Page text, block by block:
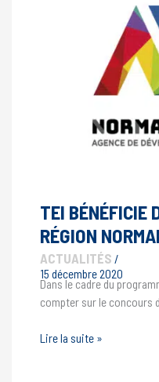
TEI BÉNÉFICIE
RÉGION
ACTUALITÉS /
15 décembre 2020
Dans le cadre du
compter sur le concours
TEI
Lire la suite »